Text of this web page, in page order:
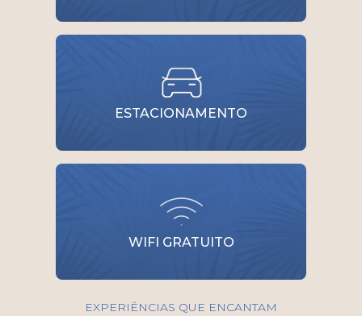
ESTACIONAMENTO
WIFI GRATUITO
EXPERIÊNCIAS QUE ENCANTAM